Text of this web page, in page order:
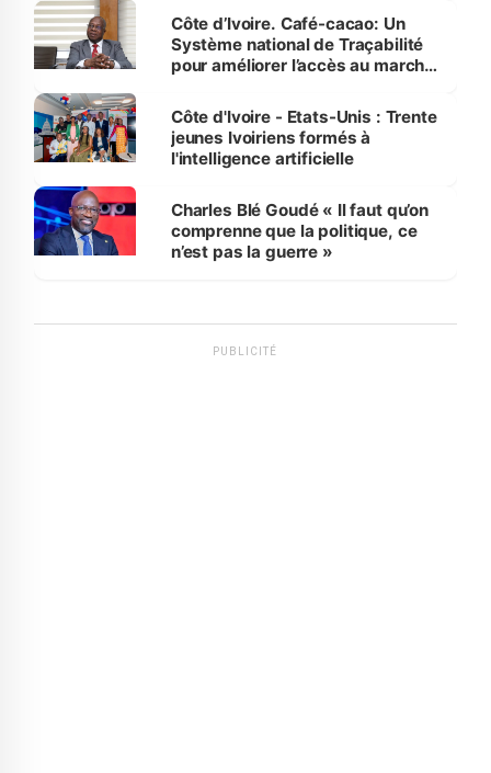
Côte d’Ivoire. Café-cacao: Un
Système national de Traçabilité
pour améliorer l’accès au marché
Côte d'Ivoire - Etats-Unis : Trente
jeunes Ivoiriens formés à
l'intelligence artificielle
Charles Blé Goudé « Il faut qu’on
comprenne que la politique, ce
n’est pas la guerre »
PUBLICITÉ